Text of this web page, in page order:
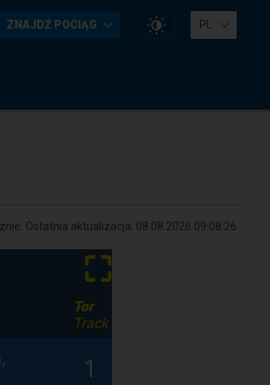
ZNAJDŹ POCIĄG
Zmień
kontrast
PL
Ostatnia aktualizacja: 08.08.2026 09:08:26
⛶
Tor
Track
1